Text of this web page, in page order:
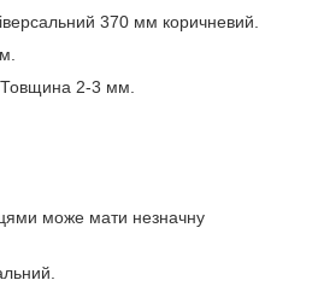
370 мм коричневий.
Товщина 2-3 мм.
може мати незначну